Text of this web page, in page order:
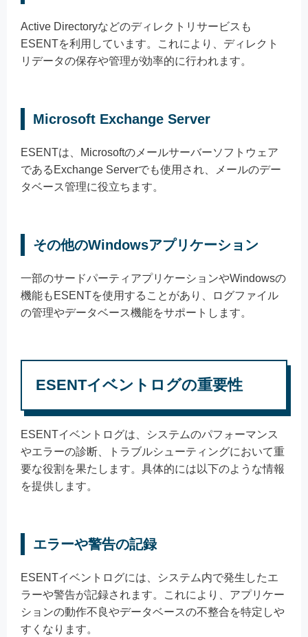
Active Directoryなどのディレクトリサービスも
ESENTを利用しています。これにより、ディレクト
リデータの保存や管理が効率的に行われます。
Microsoft Exchange Server
ESENTは、Microsoftのメールサーバーソフトウェア
であるExchange Serverでも使用され、メールのデー
タベース管理に役立ちます。
その他のWindowsアプリケーション
一部のサードパーティアプリケーションやWindowsの
機能もESENTを使用することがあり、ログファイル
の管理やデータベース機能をサポートします。
ESENTイベントログの重要性
ESENTイベントログは、システムのパフォーマンス
やエラーの診断、トラブルシューティングにおいて重
要な役割を果たします。具体的には以下のような情報
を提供します。
エラーや警告の記録
ESENTイベントログには、システム内で発生したエ
ラーや警告が記録されます。これにより、アプリケー
ションの動作不良やデータベースの不整合を特定しや
すくなります。